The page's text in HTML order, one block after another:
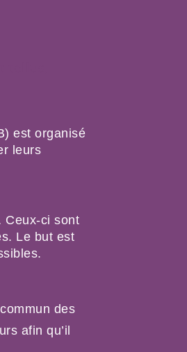
est organisé
leurs
Ceux-ci sont
Le but est
des
afin qu’il